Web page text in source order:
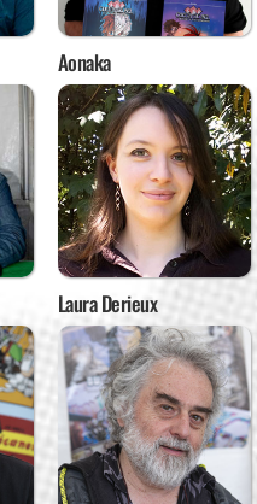
Aonaka
Laura Derieux